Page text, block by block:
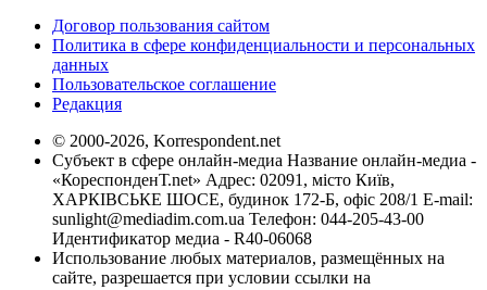
Договор пользования сайтом
Политика в сфере конфиденциальности и персональных
данных
Пользовательское соглашение
Редакция
© 2000-2026, Korrespondent.net
Субъект в сфере онлайн-медиа Название онлайн-медиа -
«КореспонденТ.net» Адрес: 02091, місто Київ,
ХАРКІВСЬКЕ ШОСЕ, будинок 172-Б, офіс 208/1 E-mail:
sunlight@mediadim.com.ua Телефон: 044-205-43-00
Идентификатор медиа - R40-06068
Использование любых материалов, размещённых на
сайте, разрешается при условии ссылки на